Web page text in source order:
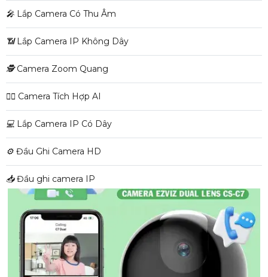
️🎤️ Lắp Camera Có Thu Âm
📶 Lắp Camera IP Không Dây
🕵️Camera Zoom Quang
🧛‍♀️ Camera Tích Hợp AI
💻 Lắp Camera IP Có Dây
⚙️ Đầu Ghi Camera HD
📥Đầu ghi camera IP